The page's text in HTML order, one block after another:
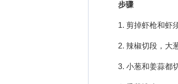
步骤
1. 剪掉虾枪和虾须
2. 辣椒切段，大葱
3. 小葱和姜蒜都切